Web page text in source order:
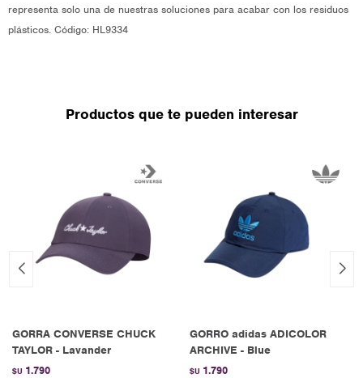
representa solo una de nuestras soluciones para acabar con los residuos
plásticos. Código: HL9334
Productos que te pueden interesar
GORRA CONVERSE CHUCK
TAYLOR - Lavander
$U 1.790
GORRO adidas ADICOLOR
ARCHIVE - Blue
$U 1.790